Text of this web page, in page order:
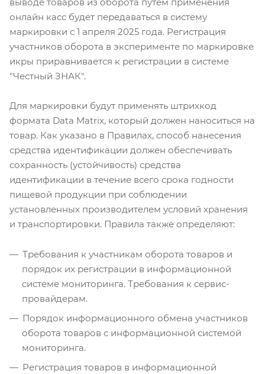
онлайн касс будет передаваться в систему
маркировки с 1 апреля 2025 года. Регистрация
участников оборота в эксперименте по маркировке
икры приравнивается к регистрации в системе
"Честный ЗНАК".
Для маркировки будут применять штрихкод
формата Data Matrix, который должен наноситься на
товар. Как указано в Правилах, способ нанесения
средства идентификации должен обеспечивать
сохранность (устойчивость) средства
идентификации в течение всего срока годности
пищевой продукции при соблюдении
установленных производителем условий хранения
и транспортировки. Правила также определяют:
Требования к участникам оборота товаров ‎и
порядок их регистрации в информационной
системе мониторинга. Требования к сервис-
провайдерам.
Порядок информационного обмена участников
оборота товаров с информационной системой
мониторинга.
Регистрация товаров ‎в информационной